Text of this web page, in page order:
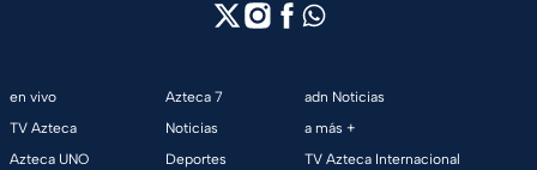
en vivo
TV Azteca
Azteca UNO
Azteca 7
Noticias
Deportes
adn Noticias
a más +
TV Azteca Internacional